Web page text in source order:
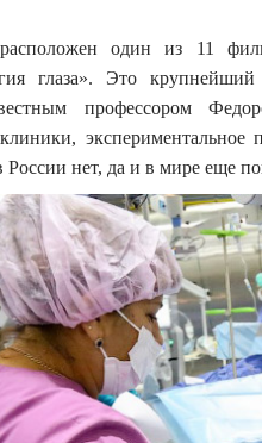
один из 11
глаза». Это
профессором
России нет, да и в мире еще